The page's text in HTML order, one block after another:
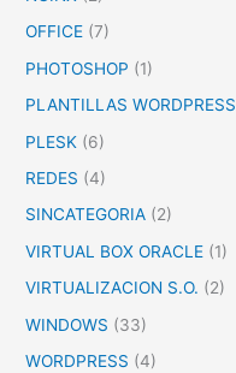
OFFICE (7)
PHOTOSHOP (1)
PLANTILLAS WORDPRESS
PLESK (6)
REDES (4)
SINCATEGORIA (2)
VIRTUAL BOX ORACLE (1)
VIRTUALIZACION S.O. (2)
WINDOWS (33)
WORDPRESS (4)